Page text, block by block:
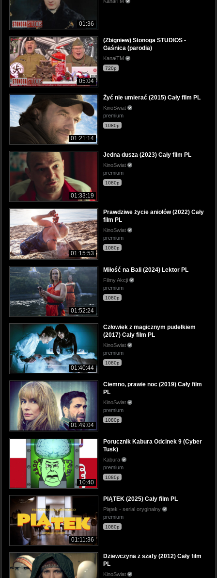
01:36
05:04
(Zbigniew) Stonoga STUDIOS -
Gaśnica (parodia)
KanałTM
720p
01:21:14
Żyć nie umierać (2015) Cały film PL
KinoSwiat
premium
1080p
01:33:19
Jedna dusza (2023) Cały film PL
KinoSwiat
premium
1080p
01:15:53
Prawdziwe życie aniołów (2022) Cały
film PL
KinoSwiat
premium
1080p
01:52:24
Miłość na Bali (2024) Lektor PL
Filmy Akcji
premium
1080p
01:40:44
Człowiek z magicznym pudełkiem
(2017) Cały film PL
KinoSwiat
premium
1080p
01:49:04
Ciemno, prawie noc (2019) Cały film
PL
KinoSwiat
premium
1080p
10:40
Porucznik Kabura Odcinek 9 (Cyber
Tusk)
Kabura
premium
1080p
01:11:36
PIĄTEK (2025) Cały film PL
Piątek - serial oryginalny
premium
1080p
Dziewczyna z szafy (2012) Cały film
PL
KinoSwiat